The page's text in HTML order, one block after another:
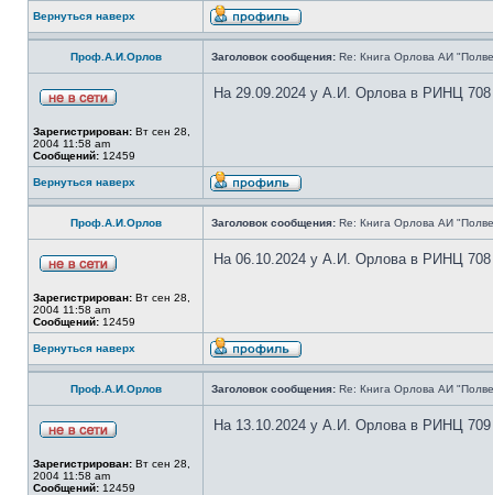
Вернуться наверх
Проф.А.И.Орлов Заголовок сообщения: Re: Книга Орлова АИ
Зарегистрирован: Вт сен 28,
2004 11:58 am
Сообщений: 12459
На 29.09.2024 у А.И. Орлова в РИНЦ 708
Вернуться наверх
Проф.А.И.Орлов Заголовок сообщения: Re: Книга Орлова АИ
Зарегистрирован: Вт сен 28,
2004 11:58 am
Сообщений: 12459
На 06.10.2024 у А.И. Орлова в РИНЦ 708
Вернуться наверх
Проф.А.И.Орлов Заголовок сообщения: Re: Книга Орлова АИ
Зарегистрирован: Вт сен 28,
2004 11:58 am
Сообщений: 12459
На 13.10.2024 у А.И. Орлова в РИНЦ 709